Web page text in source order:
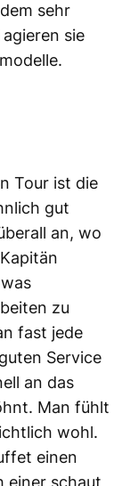
sehr
sie
Tour ist die
gut
an, wo
zu
fast jede
Service
an das
Man fühlt
wohl.
einen
einer schaut